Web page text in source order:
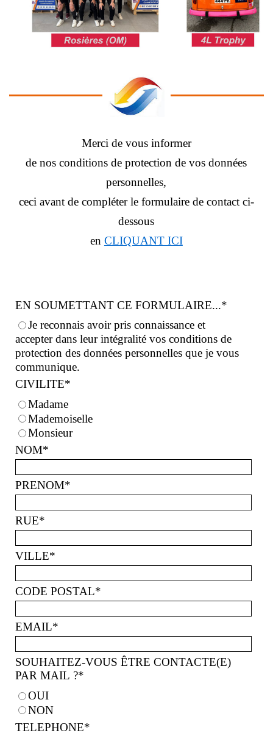
Merci de vous informer
de nos conditions de protection de vos données
personnelles,
ceci avant de compléter le formulaire de contact ci-
dessous
en CLIQUANT ICI
EN SOUMETTANT CE FORMULAIRE...*
Je reconnais avoir pris connaissance et
accepter dans leur intégralité vos conditions de
protection des données personnelles que je vous
communique.
CIVILITE*
Madame
Mademoiselle
Monsieur
NOM*
PRENOM*
RUE*
VILLE*
CODE POSTAL*
EMAIL*
SOUHAITEZ-VOUS ÊTRE CONTACTE(E)
PAR MAIL ?*
OUI
NON
TELEPHONE*